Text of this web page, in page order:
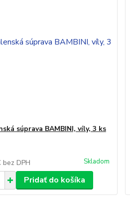
súprava BAMBINI, víly, 3 ks
bez DPH Skladom
Pridať do košíka